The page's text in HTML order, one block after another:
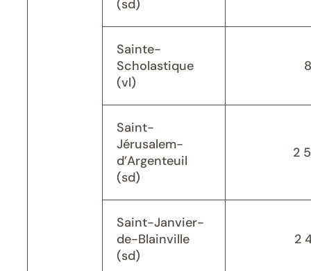
(sd)
Sainte-
Scholastique
(vl)
Saint-
Jérusalem-
d’Argenteuil
(sd)
2
Saint-Janvier-
de-Blainville
(sd)
2